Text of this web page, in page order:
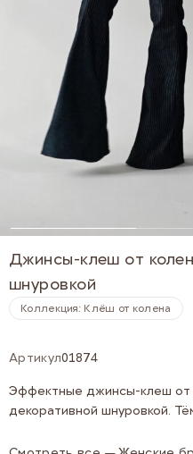
Джинсы-клеш от
шнуровкой
Коллекция: Клёш от колена
Артикул01874
Эффектные джинсы-клеш от
декоративной шнуровкой.